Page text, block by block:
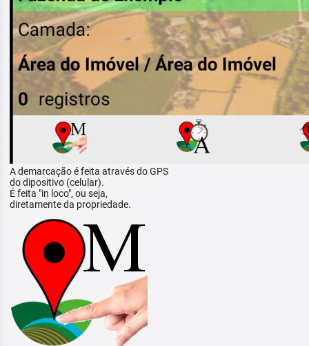
A demarcação é feita através do GPS
do dipositivo (celular).
É feita "in loco", ou seja,
diretamente da propriedade.